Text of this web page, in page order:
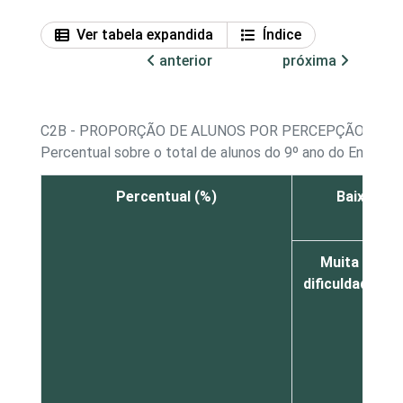
Ver tabela expandida
Índice
anterior
próxima
C2B - PROPORÇÃO DE ALUNOS POR PERCEPÇÃO
Percentual sobre o total de alunos do 9º ano do Ensino
Percentual (%) Baixar e
Muita
dificuldade